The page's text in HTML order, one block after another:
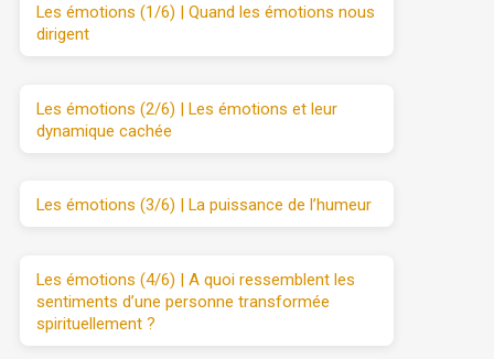
Les émotions (1/6) | Quand les émotions nous
dirigent
Les émotions (2/6) | Les émotions et leur
dynamique cachée
Les émotions (3/6) | La puissance de l’humeur
Les émotions (4/6) | A quoi ressemblent les
sentiments d’une personne transformée
spirituellement ?